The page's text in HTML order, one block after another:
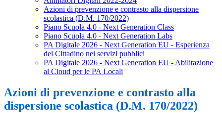
Azioni di prevenzione e contrasto alla dispersione
scolastica (D.M. 170/2022)
Piano Scuola 4.0 - Next Generation Class
Piano Scuola 4.0 - Next Generation Labs
PA Digitale 2026 - Next Generation EU - Esperienza
del Cittadino nei servizi pubblici
PA Digitale 2026 - Next Generation EU - Abilitazione
al Cloud per le PA Locali
Azioni di prevenzione e contrasto alla
dispersione scolastica (D.M. 170/2022)